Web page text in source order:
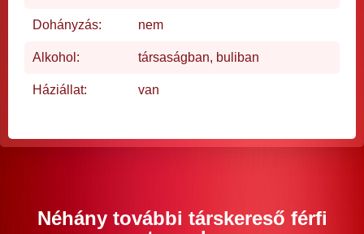
Dohányzás: nem
Alkohol: társaságban, buliban
Háziállat: van
Néhány további társkereső férfi